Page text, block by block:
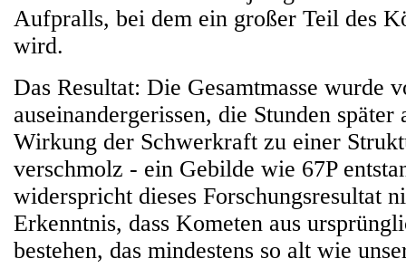
Aufpralls, bei dem ein großer Teil des
wird.
Das Resultat: Die Gesamtmasse wurde
auseinandergerissen, die Stunden
Wirkung der Schwerkraft zu einer
verschmolz - ein Gebilde wie 67P
widerspricht dieses Forschungsresultat
Erkenntnis, dass Kometen aus
bestehen, das mindestens so alt wie